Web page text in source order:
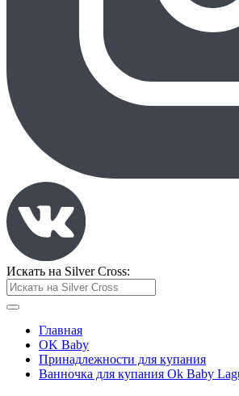
Искать на Silver Cross:
Главная
OK Baby
Принадлежности для купания
Ванночка для купания Ok Baby